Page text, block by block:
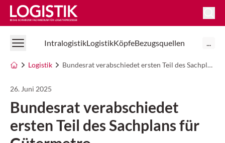
Logistik Online
IntralogistikLogistikKöpfeBezugsquellen ...
Logistik Bundesrat verabschiedet ersten Teil des Sachplans für Gütermetro
26. Juni 2025
Bundesrat verabschiedet
ersten Teil des Sachplans für